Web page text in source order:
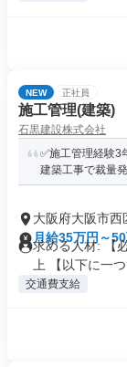
NEW 正社員
施工管理(建築)
石黒建設株式会社
✅️施工管理経験3
建築工事で裁量
大阪府大阪市西
月給35万円～
求める人材: 【
上 【以下に一つ
交通費支給